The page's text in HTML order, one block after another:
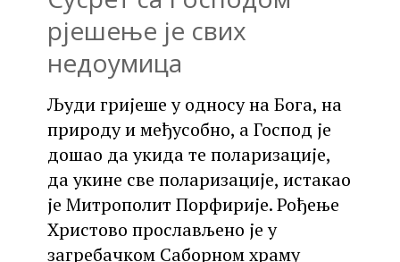
рјешење је свих
недоумица
Људи гријеше у односу на Бога, на
природу и међусобно, а Господ је
дошао да укида те поларизације,
да укине све поларизације, истакао
је Митрополит Порфирије. Рођење
Христово прослављено је у
загребачком Саборном храму